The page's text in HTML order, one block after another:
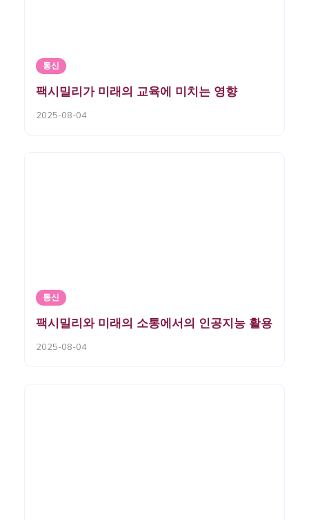
통신
팩시밀리가 미래의 교육에 미치는 영향
2025-08-04
통신
팩시밀리와 미래의 소통에서의 인공지능 활용
2025-08-04